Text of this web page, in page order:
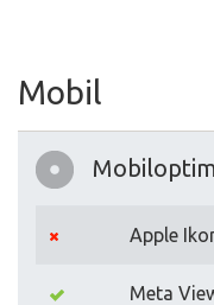
Mobil
Apple
Meta